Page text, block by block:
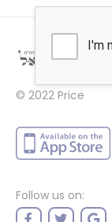
© 2022 Price
Follow us on: